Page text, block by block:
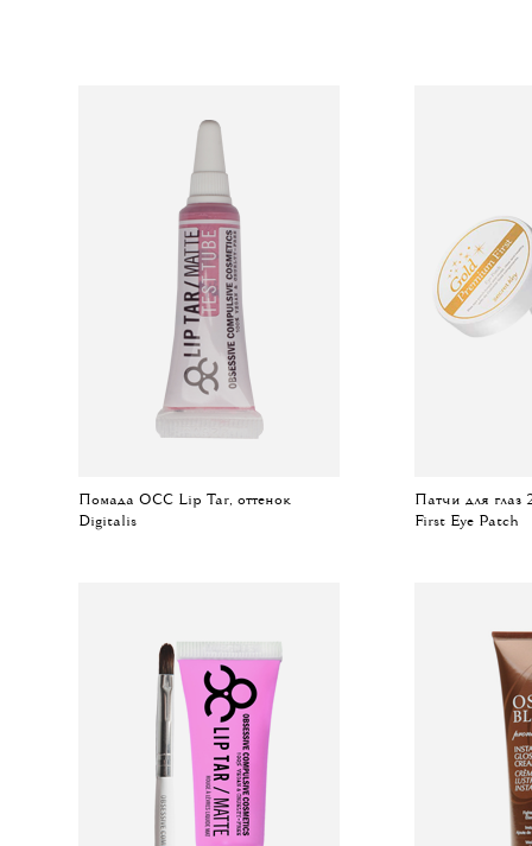
Помада OCC Lip Tar, оттенок
Digitalis
Патчи для
First Eye Patch